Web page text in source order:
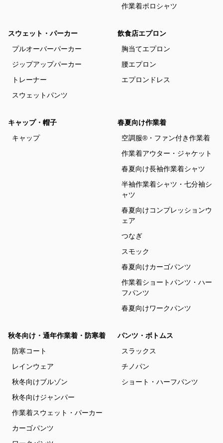
作業着ポロシャツ
スウェット・パーカー
プルオーバーパーカー
ジップアップパーカー
トレーナー
スウェットパンツ
飲食店エプロン
胸当てエプロン
腰エプロン
エプロンドレス
キャップ・帽子
キャップ
春夏向け作業着
空調服®・ファン付き作業着
作業着アウター・ジャケット
春夏向け長袖作業着シャツ
半袖作業着シャツ・七分袖シ
ャツ
春夏向けコンプレッションウ
ェア
つなぎ
スモック
春夏向けカーゴパンツ
作業着ショートパンツ・ハー
フパンツ
春夏向けワークパンツ
秋冬向け・通年作業着・防寒着
防寒コート
レインウェア
秋冬向けブルゾン
秋冬向けジャンパー
作業着スウェット・パーカー
カーゴパンツ
パンツ・ボトムス
スラックス
チノパン
ショート・ハーフパンツ